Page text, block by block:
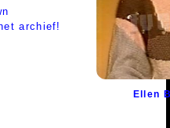
archief!
Ellen